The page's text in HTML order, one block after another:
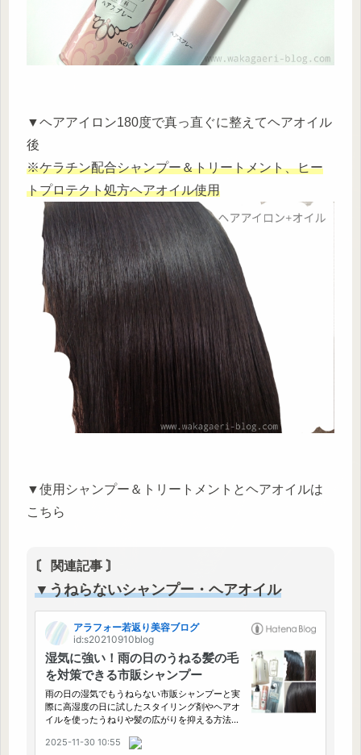
▼ヘアアイロン180度で真っ直ぐに整えてヘアオイル
後
※ケラチン配合シャンプー＆トリートメント、ヒー
トプロテクト処方ヘアオイル使用
▼使用シャンプー＆トリートメントとヘアオイルは
こちら
〘 関連記事 〙
▼うねらないシャンプー・ヘアオイル